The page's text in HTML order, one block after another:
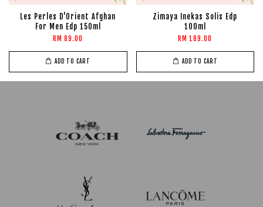
Les Perles D'Orient Afghan
For Men Edp 150ml
RM 89.00
ADD TO CART
Zimaya Inekas Solis Edp
100ml
RM 189.00
ADD TO CART